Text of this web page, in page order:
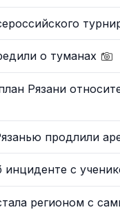
о туманах
Рязани
продлили
инциденте с
регионом с